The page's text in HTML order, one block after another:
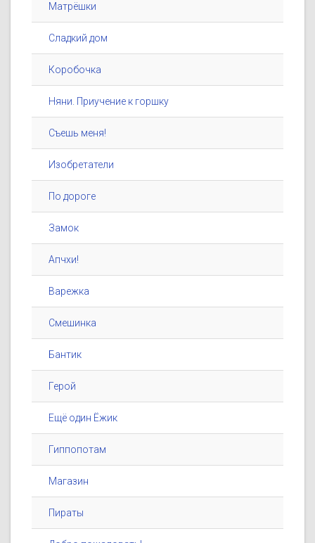
Матрёшки
Сладкий дом
Коробочка
Няни. Приучение к горшку
Съешь меня!
Изобретатели
По дороге
Замок
Апчхи!
Варежка
Смешинка
Бантик
Герой
Ещё один Ёжик
Гиппопотам
Магазин
Пираты